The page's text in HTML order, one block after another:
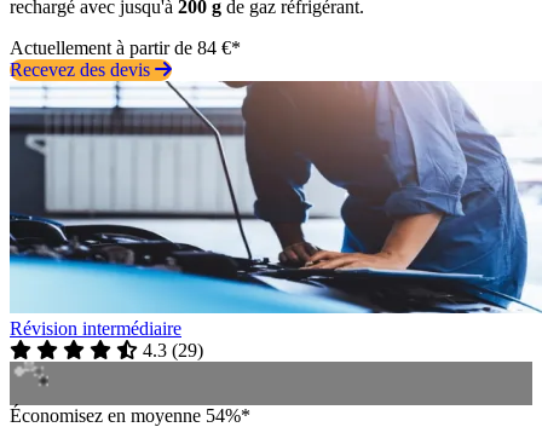
rechargé avec jusqu'à 200 g de gaz réfrigérant.
Actuellement à partir de 84 €*
Recevez des devis
Révision intermédiaire
4.3 (29)
Économisez en moyenne 54%*